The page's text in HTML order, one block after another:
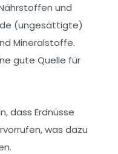
und
(ungesättigte)
Mineralstoffe.
gute Quelle für
dass Erdnüsse
was dazu